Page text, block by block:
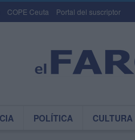
COPE Ceuta Portal del suscriptor
POLÍTICA CULTURA